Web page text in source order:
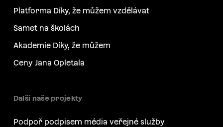
Platforma Díky, že můžem vzdělávat
Samet na školách
Akademie Díky, že můžem
Ceny Jana Opletala
Další naše projekty
Podpoř podpisem média veřejné služby